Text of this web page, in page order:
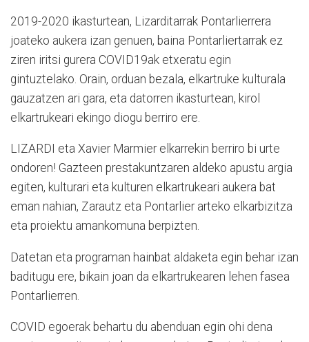
2019-2020 ikasturtean, Lizarditarrak Pontarlierrera
joateko aukera izan genuen, baina Pontarliertarrak ez
ziren iritsi gurera COVID19ak etxeratu egin
gintuztelako. Orain, orduan bezala, elkartruke kulturala
gauzatzen ari gara, eta datorren ikasturtean, kirol
elkartrukeari ekingo diogu berriro ere.
LIZARDI eta Xavier Marmier elkarrekin berriro bi urte
ondoren! Gazteen prestakuntzaren aldeko apustu argia
egiten, kulturari eta kulturen elkartrukeari aukera bat
eman nahian, Zarautz eta Pontarlier arteko elkarbizitza
eta proiektu amankomuna berpizten.
Datetan eta programan hainbat aldaketa egin behar izan
baditugu ere, bikain joan da elkartrukearen lehen fasea
Pontarlierren.
COVID egoerak behartu du abenduan egin ohi dena